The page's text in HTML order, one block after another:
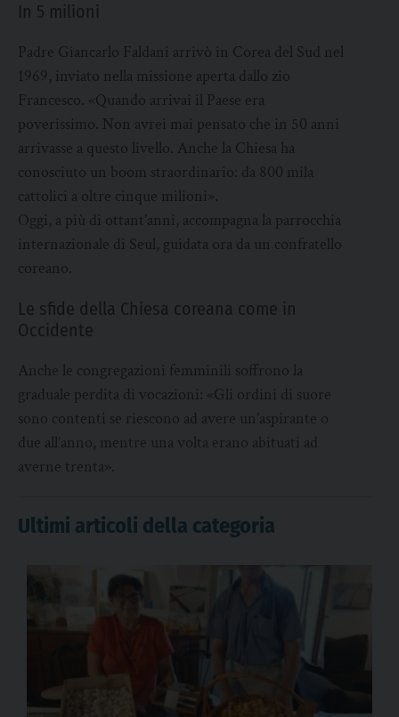
In 5 milioni
Padre Giancarlo Faldani arrivò in Corea del Sud nel
1969, inviato nella missione aperta dallo zio
Francesco. «Quando arrivai il Paese era
poverissimo. Non avrei mai pensato che in 50 anni
arrivasse a questo livello. Anche la Chiesa ha
conosciuto un boom straordinario: da 800 mila
cattolici a oltre cinque milioni».
Oggi, a più di ottant’anni, accompagna la parrocchia
internazionale di Seul, guidata ora da un confratello
coreano.
Le sfide della Chiesa coreana come in
Occidente
Anche le congregazioni femminili soffrono la
graduale perdita di vocazioni: «Gli ordini di suore
sono contenti se riescono ad avere un’aspirante o
due all’anno, mentre una volta erano abituati ad
averne trenta».
Ultimi articoli della categoria